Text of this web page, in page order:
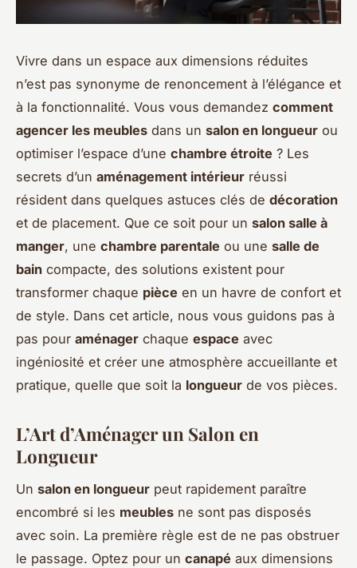
Vivre dans un espace aux dimensions réduites
n’est pas synonyme de renoncement à l’élégance et
à la fonctionnalité. Vous vous demandez comment
agencer les meubles dans un salon en longueur ou
optimiser l’espace d’une chambre étroite ? Les
secrets d’un aménagement intérieur réussi
résident dans quelques astuces clés de décoration
et de placement. Que ce soit pour un salon salle à
manger, une chambre parentale ou une salle de
bain compacte, des solutions existent pour
transformer chaque pièce en un havre de confort et
de style. Dans cet article, nous vous guidons pas à
pas pour aménager chaque espace avec
ingéniosité et créer une atmosphère accueillante et
pratique, quelle que soit la longueur de vos pièces.
L’Art d’Aménager un Salon en
Longueur
Un salon en longueur peut rapidement paraître
encombré si les meubles ne sont pas disposés
avec soin. La première règle est de ne pas obstruer
le passage. Optez pour un canapé aux dimensions